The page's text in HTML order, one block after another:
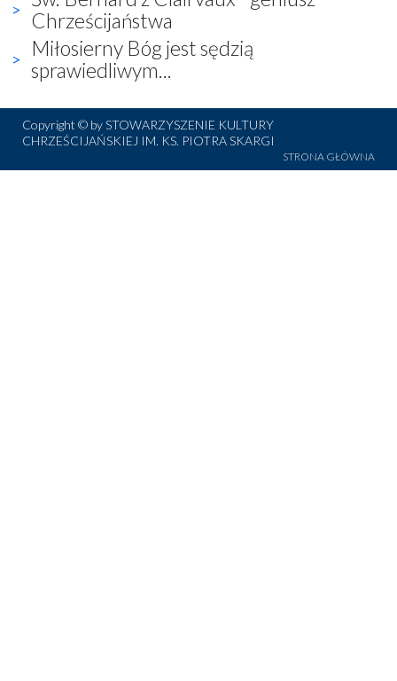
Chrześcijaństwa
Miłosierny Bóg jest sędzią
sprawiedliwym...
Copyright © by STOWARZYSZENIE KULTURY
CHRZEŚCIJAŃSKIEJ IM. KS. PIOTRA SKARGI
STRONA GŁÓWNA